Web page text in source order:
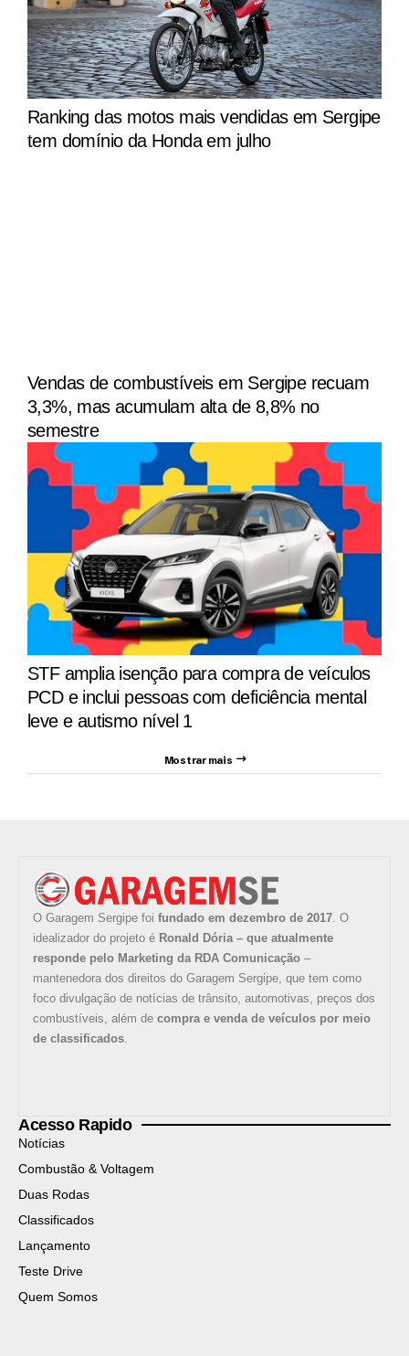
Ranking das motos mais vendidas em Sergipe
tem domínio da Honda em julho
Vendas de combustíveis em Sergipe recuam
3,3%, mas acumulam alta de 8,8% no
semestre
STF amplia isenção para compra de veículos
PCD e inclui pessoas com deficiência mental
leve e autismo nível 1
Mostrar mais
O Garagem Sergipe foi fundado em dezembro de 2017. O
idealizador do projeto é Ronald Dória – que atualmente
responde pelo Marketing da RDA Comunicação –
mantenedora dos direitos do Garagem Sergipe, que tem como
foco divulgação de notícias de trânsito, automotivas, preços dos
combustíveis, além de compra e venda de veículos por meio
de classificados.
Acesso Rapido
Notícias
Combustão & Voltagem
Duas Rodas
Classificados
Lançamento
Teste Drive
Quem Somos